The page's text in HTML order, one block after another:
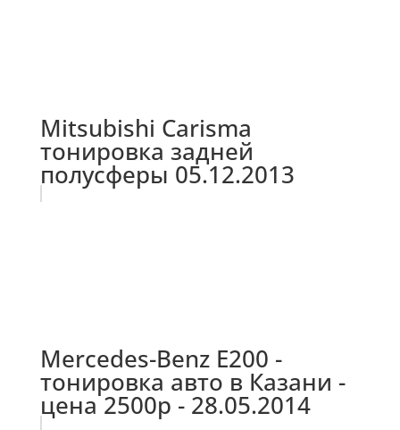
Mitsubishi Carisma
тонировка задней
полусферы 05.12.2013
Mercedes-Benz E200 -
тонировка авто в Казани -
цена 2500р - 28.05.2014